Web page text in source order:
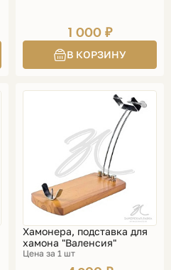
1 000 ₽
Хамонера, подставка для
хамона "Валенсия"
Цена за 1 шт